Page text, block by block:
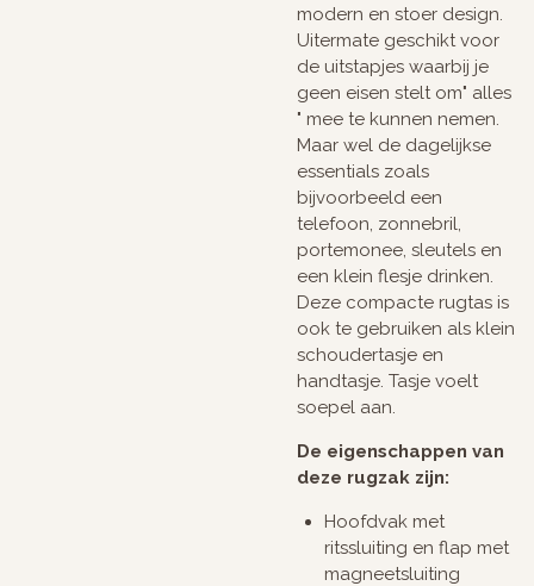
modern en stoer design.
Uitermate geschikt voor
de uitstapjes waarbij je
geen eisen stelt om" alles
" mee te kunnen nemen.
Maar wel de dagelijkse
essentials zoals
bijvoorbeeld een
telefoon, zonnebril,
portemonee, sleutels en
een klein flesje drinken.
Deze compacte rugtas is
ook te gebruiken als klein
schoudertasje en
handtasje. Tasje voelt
soepel aan.
De eigenschappen van
deze rugzak zijn:
Hoofdvak met
ritssluiting en flap met
magneetsluiting